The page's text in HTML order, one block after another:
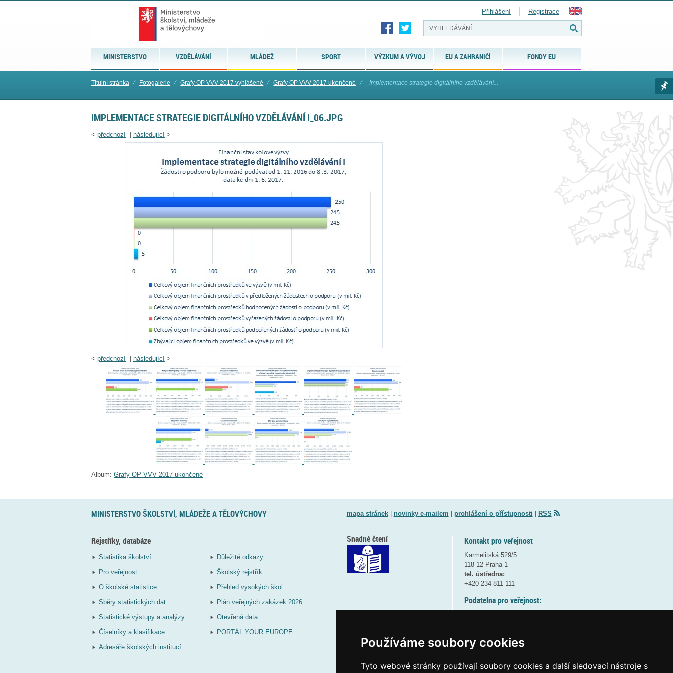
Používáme soubory cookies
Tyto webové stránky používají soubory cookies a další sledovací nástroje s
MINISTERSTVO VZDĚLÁVÁNÍ MLÁDEŽ SPORT VÝZKUM A VÝVOJ EU A ZAHRANIČÍ FONDY EU
Přihlášení Registrace
Titulní stránka ⁄ Fotogalerie ⁄ Grafy OP VVV 2017 vyhlášené ⁄ Grafy OP VVV 2017 ukončené ⁄ Implementace strategie digitálního vzdělávání...
IMPLEMENTACE STRATEGIE DIGITÁLNÍHO VZDĚLÁVÁNÍ I_06.JPG
< předchozí následující >
< předchozí následující >
Album: Grafy OP VVV 2017 ukončené
MINISTERSTVO ŠKOLSTVÍ, MLÁDEŽE A TĚLOVÝCHOVY mapa stránek| novinky e-mailem prohlášení o přístupnosti RSS
Rejstříky, databáze
Statistika školství
Pro veřejnost
O školské statistice
Sběry statistických dat
Statistické výstupy a analýzy
Číselníky a klasifikace
Adresáře školských institucí
Důležité odkazy
Školský rejstřík
Přehled vysokých škol
Plán veřejných zakázek 2026
Otevřená data
PORTÁL YOUR EUROPE
Kontakt pro veřejnost
Karmelitská 529/5
118 12 Praha 1
tel. ústředna:
+420 234 811 111
Podatelna pro veřejnost:
(více informací
Snadné čtení